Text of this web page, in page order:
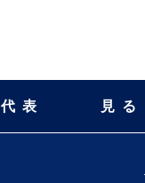
代表 見る